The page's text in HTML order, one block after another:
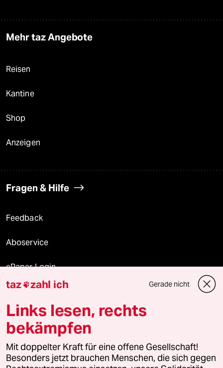
Mehr taz Angebote
Reisen
Kantine
Shop
Anzeigen
Fragen & Hilfe
Feedback
Aboservice
ePaper Login
Downloads für Abonnierende
© 2026 taz Verlags und Vertriebs GmbH
Alle Rechte vorbehalten. Bei rechtlichen Fragen oder für Genehmigungen
wenden Sie sich bitte an
lizenzen@taz.de
taz zahl ich Gerade nicht
Links lesen, rechts
bekämpfen
Mit doppelter Kraft für eine offene Gesellschaft!
Besonders jetzt brauchen Menschen, die sich gegen